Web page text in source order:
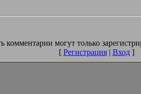
комментарии могут только
[ Регистрация| Вход]